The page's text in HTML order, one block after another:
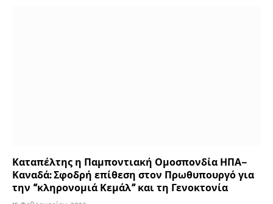
Καταπέλτης η Παμποντιακή Ομοσπονδία ΗΠΑ–
Καναδά: Σφοδρή επίθεση στον Πρωθυπουργό για
την “κληρονομιά Κεμάλ” και τη Γενοκτονία